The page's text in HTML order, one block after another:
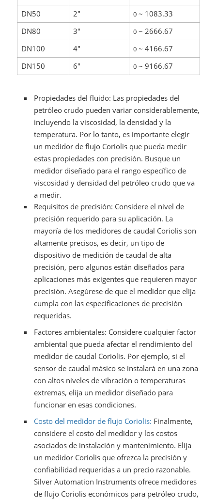
DN50
2" 0~ 1083.33
DN80
3" 0~ 2666.67
DN100
4" 0~ 4166.67
DN150
6" 0~ 9166.67
Propiedades del fluido: Las propiedades del
petróleo crudo pueden variar considerablemente,
incluyendo la viscosidad, la densidad y la
temperatura. Por lo tanto, es importante elegir
un medidor de flujo Coriolis que pueda medir
estas propiedades con precisión. Busque un
medidor diseñado para el rango específico de
viscosidad y densidad del petróleo crudo que va
a medir.
Requisitos de precisión: Considere el nivel de
precisión requerido para su aplicación. La
mayoría de los medidores de caudal Coriolis son
altamente precisos, es decir, un tipo de
dispositivo de medición de caudal de alta
precisión, pero algunos están diseñados para
aplicaciones más exigentes que requieren mayor
precisión. Asegúrese de que el medidor que elija
cumpla con las especificaciones de precisión
requeridas.
Factores ambientales: Considere cualquier factor
ambiental que pueda afectar el rendimiento del
medidor de caudal Coriolis. Por ejemplo, si el
sensor de caudal másico se instalará en una zona
con altos niveles de vibración o temperaturas
extremas, elija un medidor diseñado para
funcionar en esas condiciones.
Costo del medidor de flujo Coriolis: Finalmente,
considere el costo del medidor y los costos
asociados de instalación y mantenimiento. Elija
un medidor Coriolis que ofrezca la precisión y
confiabilidad requeridas a un precio razonable.
Silver Automation Instruments ofrece medidores
de flujo Coriolis económicos para petróleo crudo,